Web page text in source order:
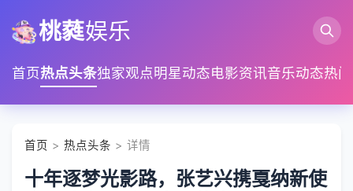
桃蕤娱乐
首页热点头条独家观点明星动态电影资讯音乐动态热
首页 > 热点头条 > 详情
十年逐梦光影路，张艺兴携戛纳新使